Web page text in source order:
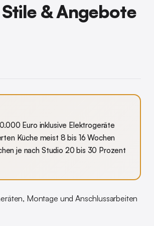
& Angebote
Euro inklusive Elektrogeräte
Küche meist 8 bis 16 Wochen
je nach Studio 20 bis 30 Prozent
Montage und Anschlussarbeiten